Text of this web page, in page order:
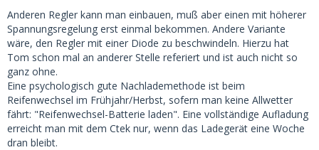
Anderen Regler kann man einbauen, muß aber einen mit höherer
Spannungsregelung erst einmal bekommen. Andere Variante
wäre, den Regler mit einer Diode zu beschwindeln. Hierzu hat
Tom schon mal an anderer Stelle referiert und ist auch nicht so
ganz ohne.
Eine psychologisch gute Nachlademethode ist beim
Reifenwechsel im Frühjahr/Herbst, sofern man keine Allwetter
fährt: "Reifenwechsel-Batterie laden". Eine vollständige Aufladung
erreicht man mit dem Ctek nur, wenn das Ladegerät eine Woche
dran bleibt.